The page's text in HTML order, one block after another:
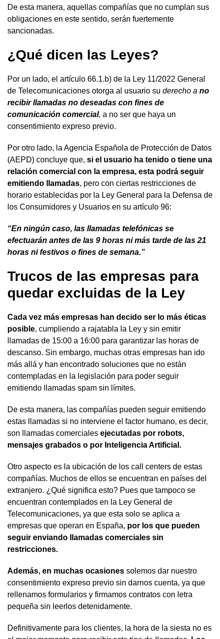
De esta manera, aquellas compañías que no cumplan sus
obligaciones en este sentido, serán fuertemente
sancionadas.
¿Qué dicen las Leyes?
Por un lado, el artículo 66.1.b) de la Ley 11/2022 General
de Telecomunicaciones otorga al usuario su derecho a no
recibir llamadas no deseadas con fines de
comunicación comercial, a no ser que haya un
consentimiento expreso previo.
Por otro lado, la Agencia Española de Protección de Datos
(AEPD) concluye que, si el usuario ha tenido o tiene una
relación comercial con la empresa, esta podrá seguir
emitiendo llamadas, pero con ciertas restricciones de
horario establecidas por la Ley General para la Defensa de
los Consumidores y Usuarios en su artículo 96:
“En ningún caso, las llamadas telefónicas se
efectuarán antes de las 9 horas ni más tarde de las 21
horas ni festivos o fines de semana.”
Trucos de las empresas para
quedar excluidas de la Ley
Cada vez más empresas han decido ser lo más éticas
posible, cumpliendo a rajatabla la Ley y sin emitir
llamadas de 15:00 a 16:00 para garantizar las horas de
descanso. Sin embargo, muchas otras empresas han ido
más allá y han encontrado soluciones que no están
contempladas en la legislación para poder seguir
emitiendo llamadas spam sin límites.
De esta manera, las compañías pueden seguir emitiendo
estas llamadas si no interviene el factor humano, es decir,
son llamadas comerciales ejecutadas por robots,
mensajes grabados o por Inteligencia Artificial.
Otro aspecto es la ubicación de los call centers de estas
compañías. Muchos de ellos se encuentran en países del
extranjero. ¿Qué significa esto? Pues que tampoco se
encuentran contemplados en la Ley General de
Telecomunicaciones, ya que esta solo se aplica a
empresas que operan en España, por los que pueden
seguir enviando llamadas comerciales sin
restricciones.
Además, en muchas ocasiones solemos dar nuestro
consentimiento expreso previo sin darnos cuenta, ya que
rellenamos formularios y firmamos contratos con letra
pequeña sin leerlos detenidamente.
Definitivamente para los clientes, la hora de la siesta no es